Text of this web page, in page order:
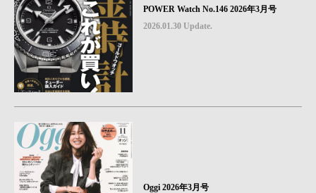
POWER Watch No.146 2026年3月号
2026.01.30 Update.
Oggi 2026年3月号